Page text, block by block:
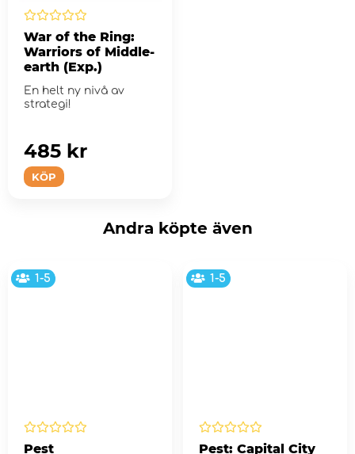
War of the Ring:
Warriors of Middle-
earth (Exp.)
En helt ny nivå av
strategi!
KÖP
485 kr
Andra köpte även
1-5
Pest
1-5
Pest: Capital City